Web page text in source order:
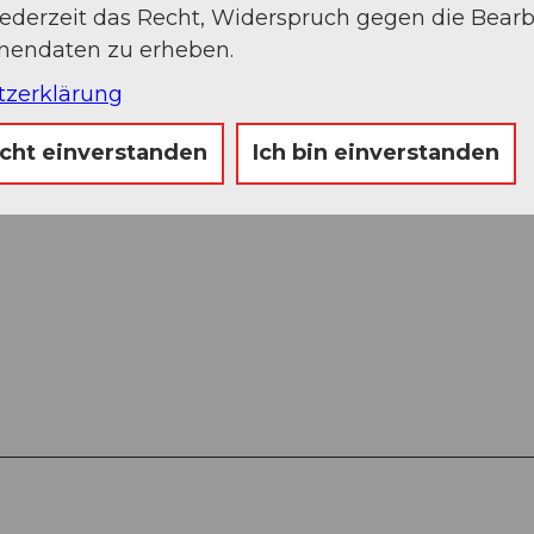
Sep Okt Nov Dez
das Recht, Widerspruch gegen die
zu erheben.
einverstanden Ich bin einverstanden